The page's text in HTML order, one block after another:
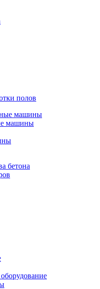
полов
машины
машины
бетона